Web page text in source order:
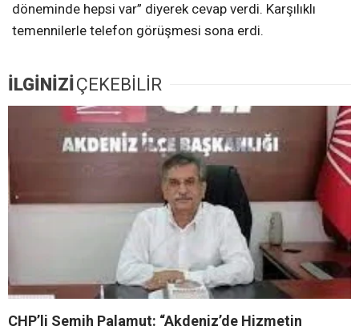
döneminde hepsi var” diyerek cevap verdi. Karşılıklı
temennilerle telefon görüşmesi sona erdi.
İLGİNİZİÇEKEBİLİR
CHP’li Semih Palamut: “Akdeniz’de Hizmetin